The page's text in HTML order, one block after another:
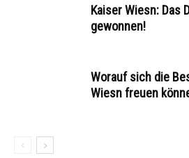
Kaiser Wiesn: Das
gewonnen!
Worauf sich die
Wiesn freuen